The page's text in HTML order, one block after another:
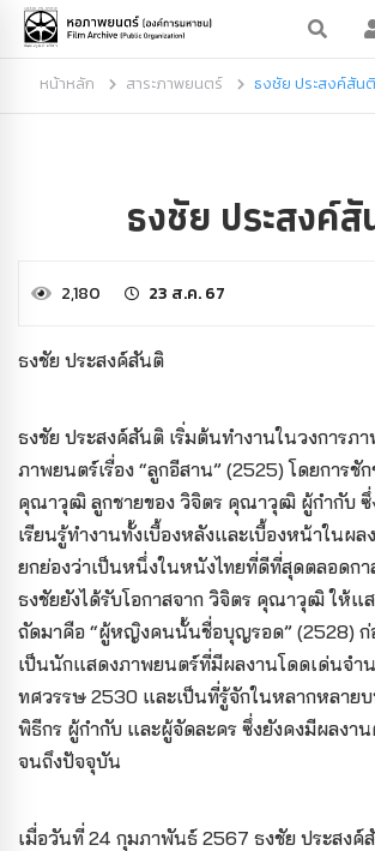
หน้าหลัก สาระภาพยนตร์ ธงชัย ประสงค์สันติ
ธงชัย ประสงค์
2,180 23 ส.ค. 67
ธงชัย ประสงค์สันติ
ธงชัย ประสงค์สันติ เริ่มต้นทำงานในวงการภ
ภาพยนตร์เรื่อง “ลูกอีสาน” (2525) โดยการ
คุณาวุฒิ ลูกชายของ วิจิตร คุณาวุฒิ ผู้กำกับ ซึ่ง
เรียนรู้ทำงานทั้งเบื้องหลังและเบื้องหน้าในผล
ยกย่องว่าเป็นหนึ่งในหนังไทยที่ดีที่สุดตลอดกา
ธงชัยยังได้รับโอกาสจาก วิจิตร คุณาวุฒิ ให้แ
ถัดมาคือ “ผู้หญิงคนนั้นชื่อบุญรอด” (2528) ก่
เป็นนักแสดงภาพยนตร์ที่มีผลงานโดดเด่นจำ
ทศวรรษ 2530 และเป็นที่รู้จักในหลากหลาย
พิธีกร ผู้กำกับ และผู้จัดละคร ซึ่งยังคงมีผลงา
จนถึงปัจจุบัน
เมื่อวันที่ 24 กุมภาพันธ์ 2567 ธงชัย ประสงค์